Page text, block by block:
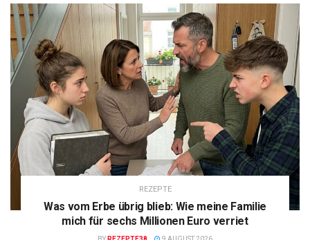
REZEPTE
Was vom Erbe übrig blieb: Wie meine Familie
mich für sechs Millionen Euro verriet